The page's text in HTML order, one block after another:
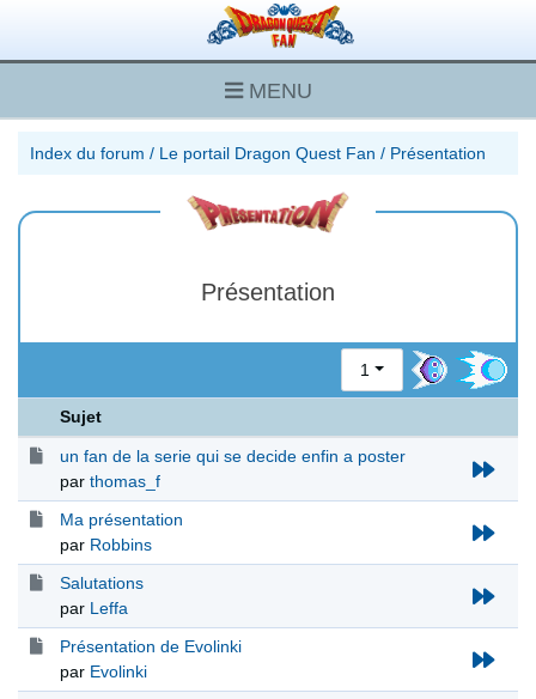
MENU
Index du forum / Le portail Dragon Quest Fan / Présentation
Présentation
1
Sujet
un fan de la serie qui se decide enfin a poster
par thomas_f
Ma présentation
par Robbins
Salutations
par Leffa
Présentation de Evolinki
par Evolinki